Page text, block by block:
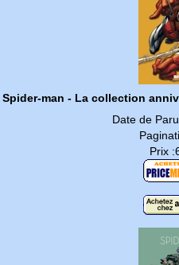
Spider-man - La collection
Date de
Prix